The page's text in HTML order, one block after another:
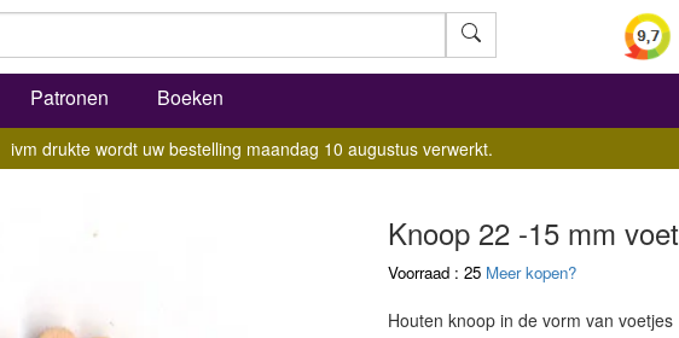
Zoeken
Patronen Boeken
ivm drukte wordt uw bestelling maandag 10 augustus verwerkt.
Knoop 22 -15 mm voet
Voorraad : 25 Meer kopen?
Houten knoop in de vorm van voetjes